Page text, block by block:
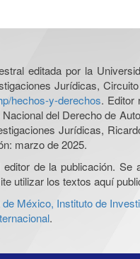
editada por la
Jurídicas,
hechos-y-derechos. Editor
del Derecho de
Jurídicas,
marzo de 2025.
de la publicación.
utilizar los textos aquí
México, Instituto de
.